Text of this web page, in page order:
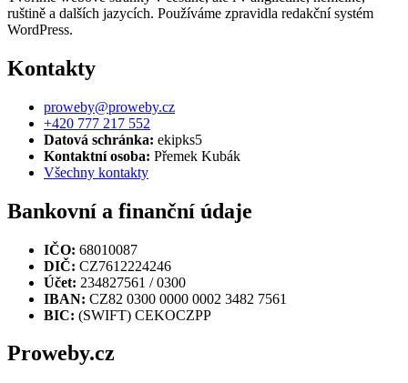
ruštině a dalších jazycích. Používáme zpravidla redakční systém
WordPress.
Kontakty
proweby@proweby.cz
+420 777 217 552
Datová schránka: ekipks5
Kontaktní osoba: Přemek Kubák
Všechny kontakty
Bankovní a finanční údaje
IČO: 68010087
DIČ: CZ7612224246
Účet: 234827561 / 0300
IBAN: CZ82 0300 0000 0002 3482 7561
BIC: (SWIFT) CEKOCZPP
Proweby.cz